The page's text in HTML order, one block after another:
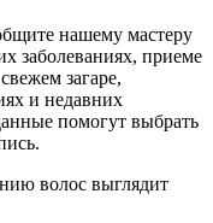
нашему мастеру
заболеваниях, приеме
загаре,
и недавних
помогут выбрать
волос выглядит